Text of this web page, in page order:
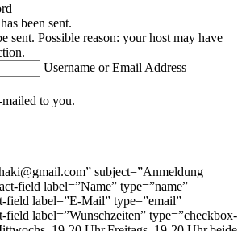
been sent.
sent. Possible reason: your host may have
Username or Email Address
to you.
subject=”Anmeldung
field label=”Name” type=”name”
field label=”E-Mail” type=”email”
field label=”Wunschzeiten” type=”checkbox-